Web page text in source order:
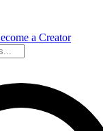
a Creator